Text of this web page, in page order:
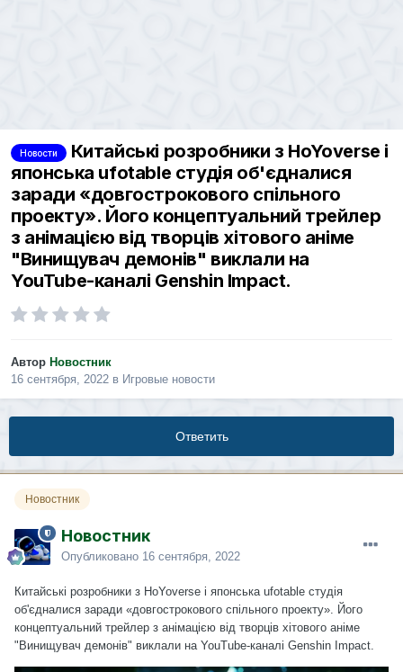
Новости
Китайські розробники з HoYoverse і
японська ufotable студія об'єдналися
заради «довгострокового спільного
проекту». Його концептуальний трейлер
з анімацією від творців хітового аніме
"Винищувач демонів" виклали на
YouTube-каналі Genshin Impact.
Автор Новостник
16 сентября, 2022 в Игровые новости
Ответить
Новостник
Новостник
Опубликовано 16 сентября, 2022
Китайські розробники з HoYoverse і японська ufotable студія
об'єдналися заради «довгострокового спільного проекту». Його
концептуальний трейлер з анімацією від творців хітового аніме
"Винищувач демонів" виклали на YouTube-каналі Genshin Impact.